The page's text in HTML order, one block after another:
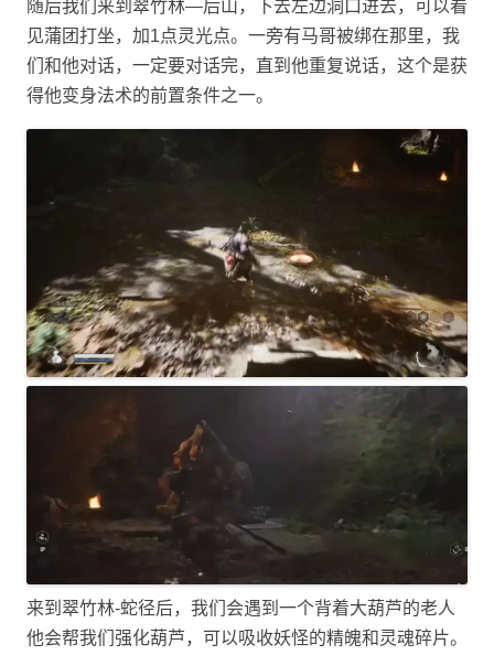
随后我们来到翠竹林—后山，下去左边洞口进去，可以看
见蒲团打坐，加1点灵光点。一旁有马哥被绑在那里，我
们和他对话，一定要对话完，直到他重复说话，这个是获
得他变身法术的前置条件之一。
来到翠竹林-蛇径后，我们会遇到一个背着大葫芦的老人
他会帮我们强化葫芦，可以吸收妖怪的精魄和灵魂碎片。